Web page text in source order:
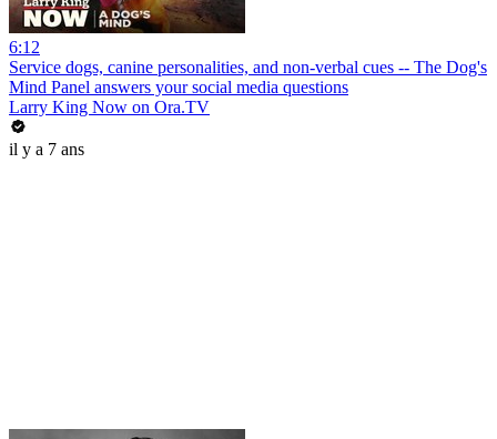
6:12
Service dogs, canine personalities, and non-verbal cues -- The Dog's
Mind Panel answers your social media questions
Larry King Now on Ora.TV
il y a 7 ans